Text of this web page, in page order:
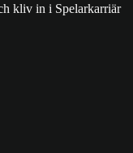
kliv in i Spelarkarriär